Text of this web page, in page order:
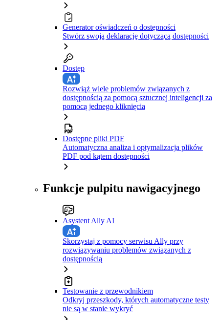
Generator oświadczeń o dostępności
Stwórz swoją deklarację dotyczącą dostępności
Dostęp
Rozwiąż wiele problemów związanych z
dostępnością za pomocą sztucznej inteligencji za
pomocą jednego kliknięcia
Dostępne pliki PDF
Automatyczna analiza i optymalizacja plików
PDF pod kątem dostępności
Funkcje pulpitu nawigacyjnego
Asystent Ally AI
Skorzystaj z pomocy serwisu Ally przy
rozwiązywaniu problemów związanych z
dostępnością
Testowanie z przewodnikiem
Odkryj przeszkody, których automatyczne testy
nie są w stanie wykryć